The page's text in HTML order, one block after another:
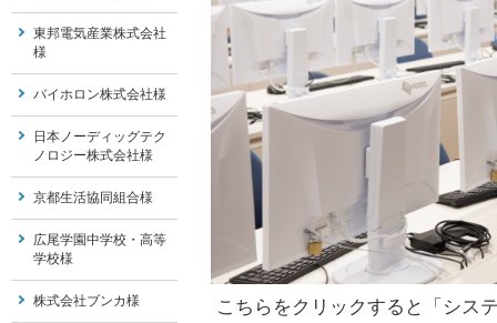
こちらをクリックすると「シス
東邦電気産業株式会社
様
バイホロン株式会社様
日本ノーディッグテク
ノロジー株式会社様
京都生活協同組合様
広尾学園中学校・高等
学校様
株式会社ブンカ様